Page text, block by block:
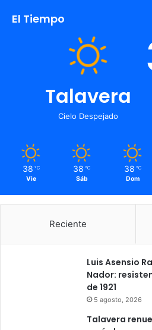
El Tiempo
Talavera
Cielo Despejado
38 ℃
Vie
38 ℃
Sáb
38 ℃
Dom
Reciente
Luis Asensio
Nador:
de 1921
5 agosto, 2026
Talavera